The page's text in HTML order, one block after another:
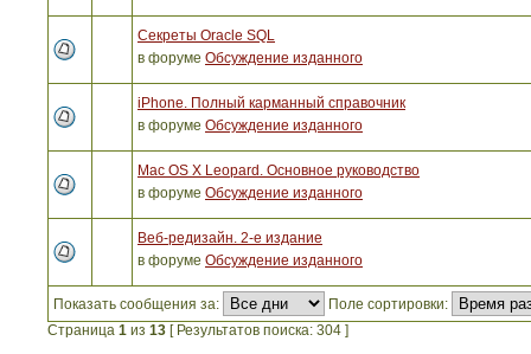
Секреты Oracle SQL
в форуме Обсуждение изданного
iPhone. Полный карманный справочник
в форуме Обсуждение изданного
Mac OS X Leopard. Основное руководство
в форуме Обсуждение изданного
Веб-редизайн. 2-е издание
в форуме Обсуждение изданного
Показать сообщения за:
Поле сортировки:
Страница 1 из 13 [ Результатов поиска: 304 ]